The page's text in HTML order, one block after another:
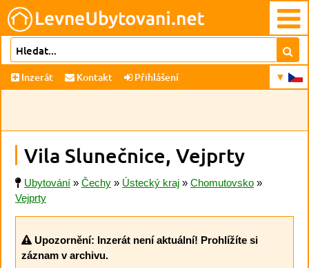
Inzerát Kontakt Přihlášení
Vila Slunečnice, Vejprty
Ubytování » Čechy » Ústecký kraj » Chomutovsko »
Vejprty
Upozornění: Inzerát není aktuální! Prohlížíte si
záznam v archivu.